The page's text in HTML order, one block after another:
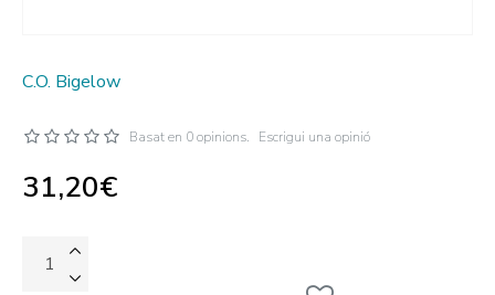
C.O. Bigelow
Basat en 0 opinions. Escrigui una opinió
31,20€